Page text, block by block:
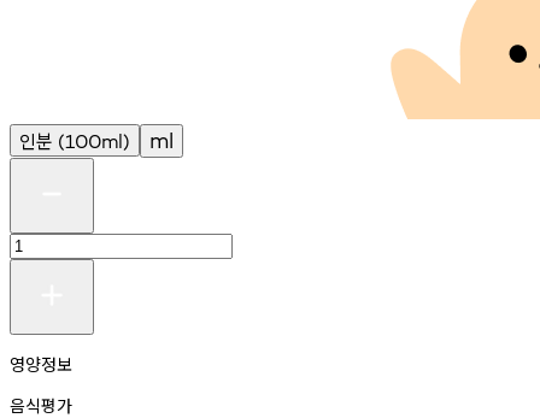
인분 (100ml) ml
영양정보
음식평가